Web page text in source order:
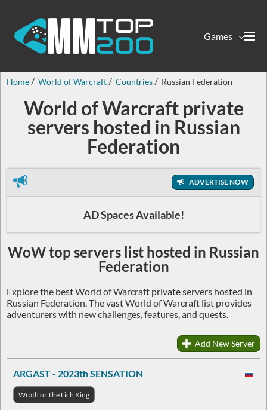
Games
Home World of Warcraft Countries Russian Federation
World of Warcraft private
servers hosted in Russian
Federation
ADVERTISE NOW
AD Spaces Available!
WoW top servers list hosted in Russian
Federation
Explore the best World of Warcraft private servers hosted in
Russian Federation. The vast World of Warcraft list provides
adventurers with new challenges, features, and quests.
Add New Server
ARGAST - 2023th SENSATION
Wrath of The Lich King